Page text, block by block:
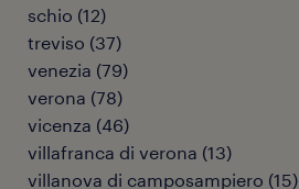
schio (12)
treviso (37)
venezia (79)
verona (78)
vicenza (46)
villafranca di verona (13)
villanova di camposampiero (15)